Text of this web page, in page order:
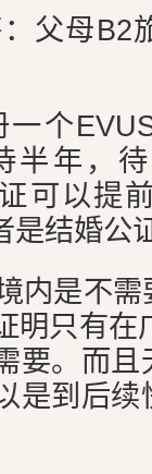
父母B2
个
半年，
可以提
是结婚公
内是不
明只有在
要。而
是到后